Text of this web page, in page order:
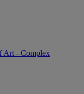
Art - Complex